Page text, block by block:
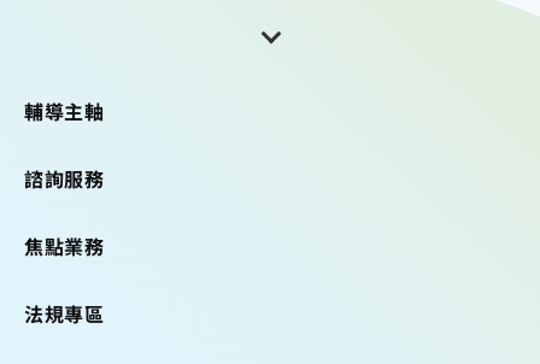
落輔導成果。
輔導主軸
諮詢服務
焦點業務
法規專區